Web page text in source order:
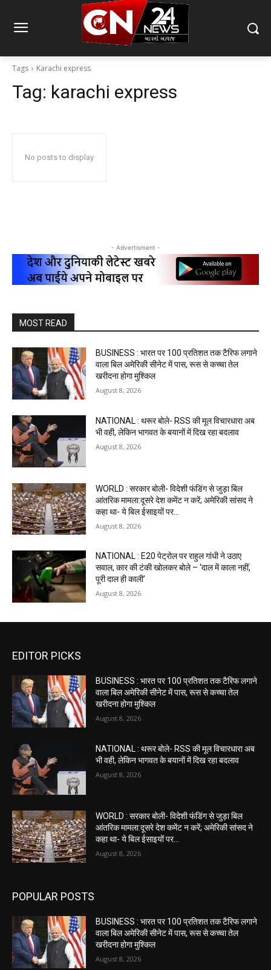
Tags Karachi express
Tag: karachi express
No posts to display
- Advertisment -
MOST READ
BUSINESS : भारत पर 100 प्रतिशत तक टैरिफ लगाने
वाला बिल अमेरिकी सीनेट में पास, रूस से कच्चा तेल
खरीदना होगा मुश्किल
August 8, 2026
NATIONAL : थरूर बोले- RSS की मूल विचारधारा अब
भी वही, लेकिन भागवत के बयानों में दिख रहा बदलाव
August 8, 2026
WORLD : सरकार बोली- विदेशी फंडिंग से जुड़ा बिल
आंतरिक मामला:दूसरे देश कमेंट न करें; अमेरिकी सांसद ने
कहा था- ये बिल ईसाइयों पर...
August 8, 2026
NATIONAL : E20 पेट्रोल पर राहुल गांधी ने उठाए
सवाल, कार की टंकी खोलकर बोले – ‘दाल में काला नहीं,
पूरी दाल ही काली’
August 8, 2026
EDITOR PICKS
BUSINESS : भारत पर 100 प्रतिशत तक टैरिफ लगाने
वाला बिल अमेरिकी सीनेट में पास, रूस से कच्चा तेल
खरीदना होगा मुश्किल
August 8, 2026
NATIONAL : थरूर बोले- RSS की मूल विचारधारा अब
भी वही, लेकिन भागवत के बयानों में दिख रहा बदलाव
August 8, 2026
WORLD : सरकार बोली- विदेशी फंडिंग से जुड़ा बिल
आंतरिक मामला:दूसरे देश कमेंट न करें; अमेरिकी सांसद ने
कहा था- ये बिल ईसाइयों पर...
August 8, 2026
POPULAR POSTS
BUSINESS : भारत पर 100 प्रतिशत तक टैरिफ लगाने
वाला बिल अमेरिकी सीनेट में पास, रूस से कच्चा तेल
खरीदना होगा मुश्किल
August 8, 2026